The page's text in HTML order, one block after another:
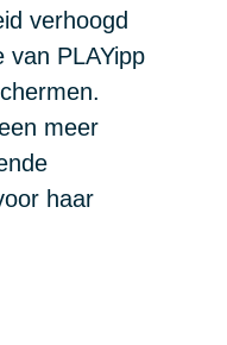
verhoogd
van PLAYipp
meer
haar